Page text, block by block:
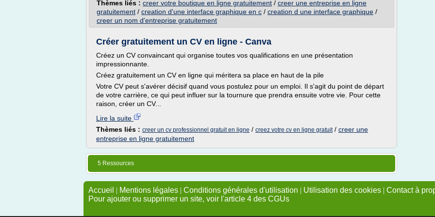
Thèmes liés : creer votre boutique en ligne gratuitement / creer une entreprise en ligne
gratuitement / creation d'une interface graphique en c / creation d une interface graphique /
creer un nom d'entreprise gratuitement
Créer gratuitement un CV en ligne - Canva
Créez un CV convaincant qui organise toutes vos qualifications en une présentation
impressionnante.
Créez gratuitement un CV en ligne qui méritera sa place en haut de la pile
Votre CV peut s'avérer décisif quand vous postulez pour un emploi. Il s'agit du point de départ
de votre carrière, ce qui peut influer sur la tournure que prendra ensuite votre vie. Pour cette
raison, créer un CV...
Lire la suite
Thèmes liés : creer un cv professionnel gratuit en ligne / creez votre cv en ligne gratuit/ creer une
entreprise en ligne gratuitement
5 Ressources
Accueil | Mentions légales | Conditions générales d'utilisation | Utilisation des cookies | Contact à
Pour ajouter ou supprimer un site, voir l'article 4 des CGUs